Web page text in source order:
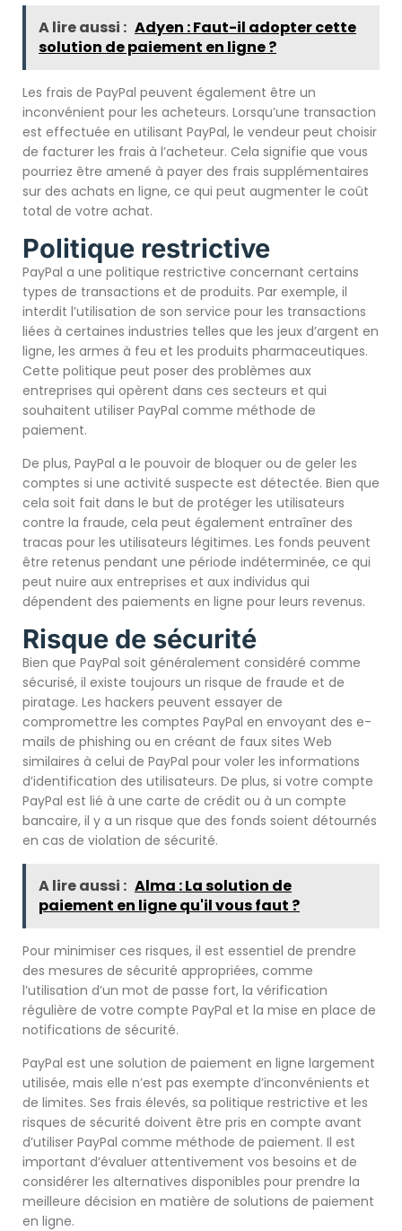
A lire aussi : Adyen : Faut-il adopter cette
solution de paiement en ligne ?
Les frais de PayPal peuvent également être un
inconvénient pour les acheteurs. Lorsqu’une transaction
est effectuée en utilisant PayPal, le vendeur peut choisir
de facturer les frais à l’acheteur. Cela signifie que vous
pourriez être amené à payer des frais supplémentaires
sur des achats en ligne, ce qui peut augmenter le coût
total de votre achat.
Politique restrictive
PayPal a une politique restrictive concernant certains
types de transactions et de produits. Par exemple, il
interdit l’utilisation de son service pour les transactions
liées à certaines industries telles que les jeux d’argent en
ligne, les armes à feu et les produits pharmaceutiques.
Cette politique peut poser des problèmes aux
entreprises qui opèrent dans ces secteurs et qui
souhaitent utiliser PayPal comme méthode de
paiement.
De plus, PayPal a le pouvoir de bloquer ou de geler les
comptes si une activité suspecte est détectée. Bien que
cela soit fait dans le but de protéger les utilisateurs
contre la fraude, cela peut également entraîner des
tracas pour les utilisateurs légitimes. Les fonds peuvent
être retenus pendant une période indéterminée, ce qui
peut nuire aux entreprises et aux individus qui
dépendent des paiements en ligne pour leurs revenus.
Risque de sécurité
Bien que PayPal soit généralement considéré comme
sécurisé, il existe toujours un risque de fraude et de
piratage. Les hackers peuvent essayer de
compromettre les comptes PayPal en envoyant des e-
mails de phishing ou en créant de faux sites Web
similaires à celui de PayPal pour voler les informations
d’identification des utilisateurs. De plus, si votre compte
PayPal est lié à une carte de crédit ou à un compte
bancaire, il y a un risque que des fonds soient détournés
en cas de violation de sécurité.
A lire aussi : Alma : La solution de
paiement en ligne qu'il vous faut ?
Pour minimiser ces risques, il est essentiel de prendre
des mesures de sécurité appropriées, comme
l’utilisation d’un mot de passe fort, la vérification
régulière de votre compte PayPal et la mise en place de
notifications de sécurité.
PayPal est une solution de paiement en ligne largement
utilisée, mais elle n’est pas exempte d’inconvénients et
de limites. Ses frais élevés, sa politique restrictive et les
risques de sécurité doivent être pris en compte avant
d’utiliser PayPal comme méthode de paiement. Il est
important d’évaluer attentivement vos besoins et de
considérer les alternatives disponibles pour prendre la
meilleure décision en matière de solutions de paiement
en ligne.